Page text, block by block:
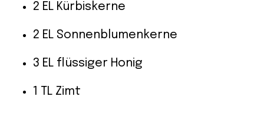
2 EL Kürbiskerne
2 EL Sonnenblumenkerne
3 EL flüssiger Honig
1 TL Zimt